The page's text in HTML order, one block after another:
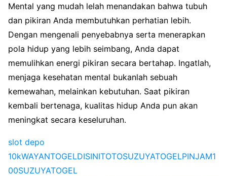
Mental yang mudah lelah menandakan bahwa tubuh
dan pikiran Anda membutuhkan perhatian lebih.
Dengan mengenali penyebabnya serta menerapkan
pola hidup yang lebih seimbang, Anda dapat
memulihkan energi pikiran secara bertahap. Ingatlah,
menjaga kesehatan mental bukanlah sebuah
kemewahan, melainkan kebutuhan. Saat pikiran
kembali bertenaga, kualitas hidup Anda pun akan
meningkat secara keseluruhan.
slot depo
10kWAYANTOGELDISINITOTOSUZUYATOGELPINJAM1
00SUZUYATOGEL